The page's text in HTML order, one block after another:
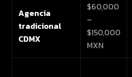
Agencia
tradicional
CDMX
$60,000
–
$150,000
MXN